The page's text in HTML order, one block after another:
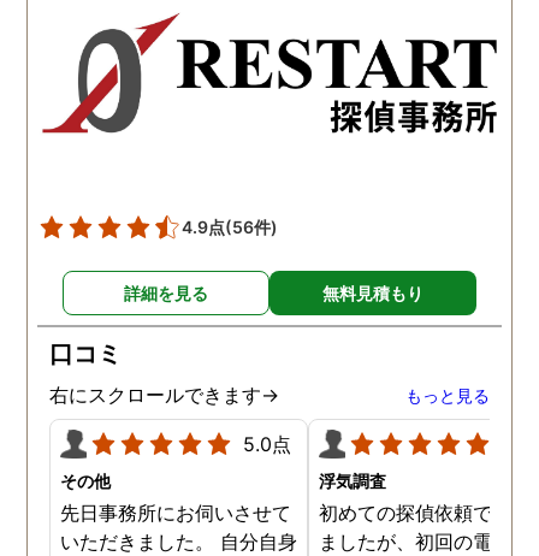
玉総合情報事務所さんに依
頼させていただき本当に良
かったです。
明な点が全くないほどし
かりと説明をしてくれま
た。調査では夫が不倫相
の自宅に頻繁に訪れる様
務所に関しても調べてく
ていて、周りの人たちの
かげで夫と離婚ができそ
4.9点(56件)
詳細を見る 無料見積もり
口コミ
右にスクロールできます→ もっと見る
5.0点
その他
先日事務所にお伺いさせて
いただきました。 自分自身
浮気調査
初めての探偵依頼で緊張
ましたが、初回の電話相